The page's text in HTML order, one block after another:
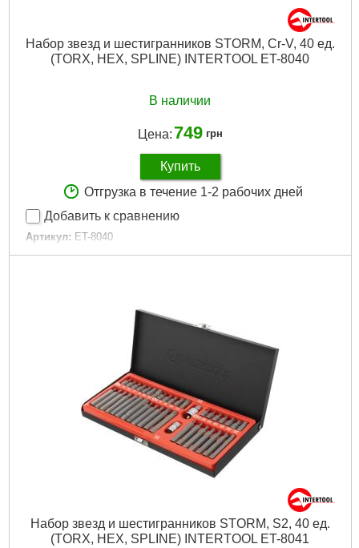
Набор звезд и шестигранников STORM, Cr-V, 40 ед.
(TORX, HEX, SPLINE) INTERTOOL ET-8040
В наличии
Цена: 749 грн
Купить
Отгрузка в течение 1-2 рабочих дней
Добавить к сравнению
Артикул: ET-8040
Код товара: 23.04.87
Материал изготовления: Cr-V сталь
TORX, HEX, Spline
М5-М12, Т20-Т55, H4-H12
2,100 г
Подробнее...
Набор звезд и шестигранников STORM, S2, 40 ед.
(TORX, HEX, SPLINE) INTERTOOL ET-8041